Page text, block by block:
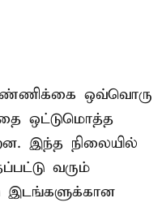
ஒவ்வொரு
ஒட்டுமொத்த
இந்த நிலையில்
வரும்
இடங்களுக்கான